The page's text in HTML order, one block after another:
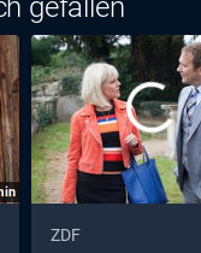
gefallen
ZDF